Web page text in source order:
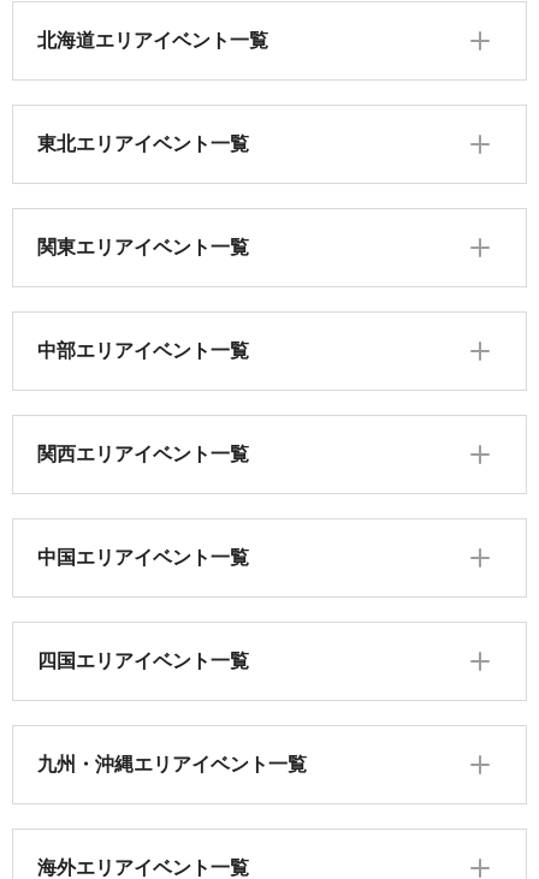
北海道エリアイベント一覧
東北エリアイベント一覧
関東エリアイベント一覧
中部エリアイベント一覧
関西エリアイベント一覧
中国エリアイベント一覧
四国エリアイベント一覧
九州・沖縄エリアイベント一覧
海外エリアイベント一覧